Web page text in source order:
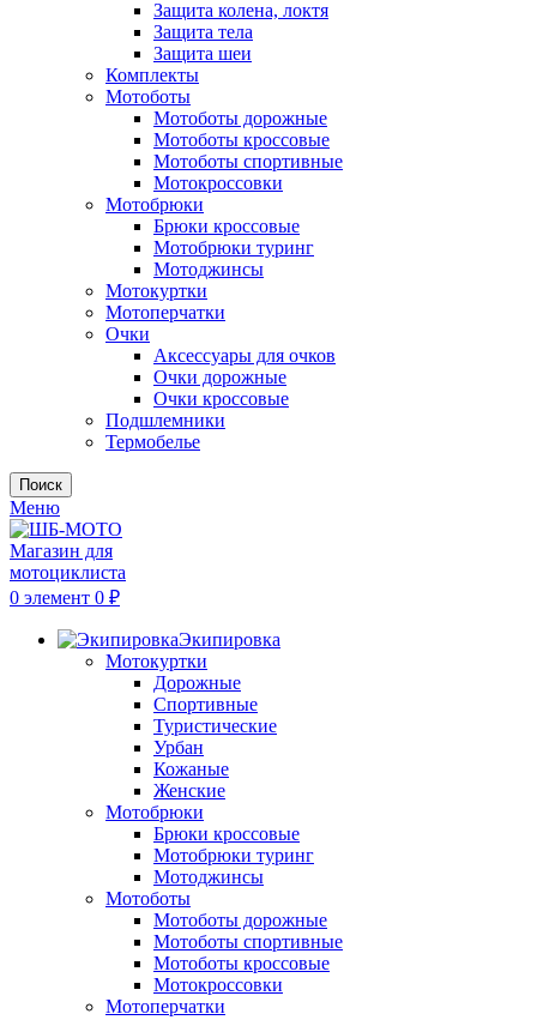
Защита колена, локтя
Защита тела
Защита шеи
Комплекты
Мотоботы
Мотоботы дорожные
Мотоботы кроссовые
Мотоботы спортивные
Мотокроссовки
Мотобрюки
Брюки кроссовые
Мотобрюки туринг
Мотоджинсы
Мотокуртки
Мотоперчатки
Очки
Аксессуары для очков
Очки дорожные
Очки кроссовые
Подшлемники
Термобелье
Поиск
Меню
0 элемент 0 ₽
Экипировка
Мотокуртки
Дорожные
Спортивные
Туристические
Урбан
Кожаные
Женские
Мотобрюки
Брюки кроссовые
Мотобрюки туринг
Мотоджинсы
Мотоботы
Мотоботы дорожные
Мотоботы спортивные
Мотоботы кроссовые
Мотокроссовки
Мотоперчатки